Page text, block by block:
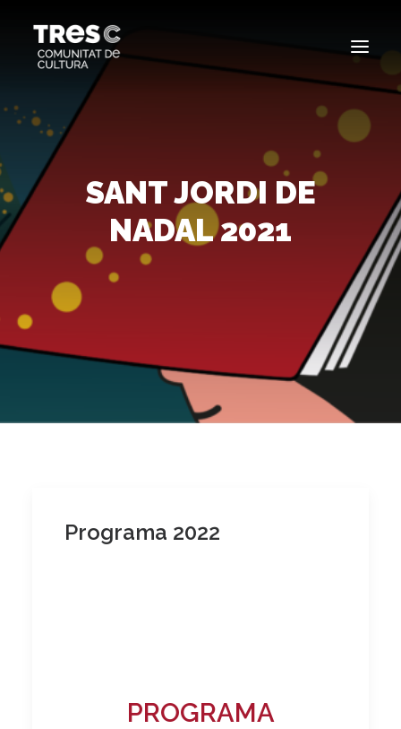
EDICIONS ANTERIORS
SANT JORDI DE
NADAL 2021
Programa 2022
PROGRAMA